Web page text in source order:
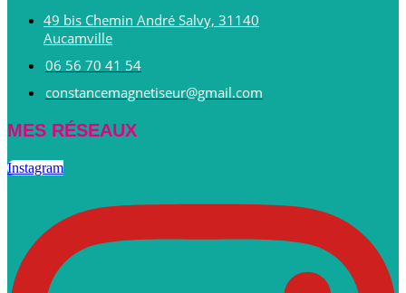
49 bis Chemin André Salvy, 31140
Aucamville
06 56 70 41 54
constancemagnetiseur@gmail.com
MES RÉSEAUX
Instagram